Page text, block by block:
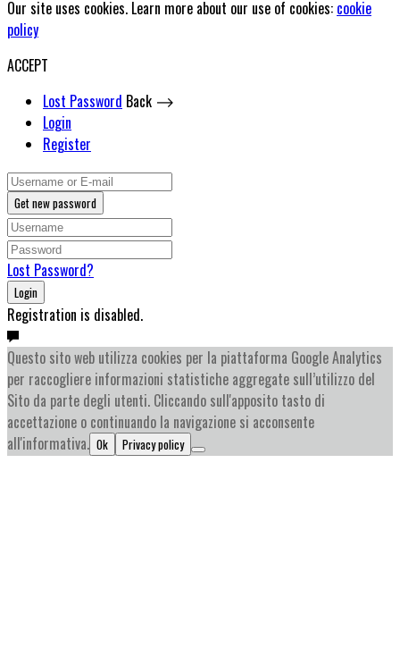
Our site uses cookies. Learn more about our use of cookies: cookie
policy
ACCEPT
Lost Password Back ⟶
Login
Register
Get new password
Lost Password?
Login
Registration is disabled.
Questo sito web utilizza cookies per la piattaforma Google Analytics
per raccogliere informazioni statistiche aggregate sull’utilizzo del
Sito da parte degli utenti. Cliccando sull'apposito tasto di
accettazione o continuando la navigazione si acconsente
all'informativa. Ok Privacy policy